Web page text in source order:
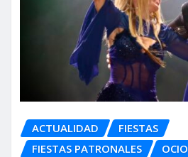
ACTUALIDAD
FIESTAS
FIESTAS PATRONALES
OCIO